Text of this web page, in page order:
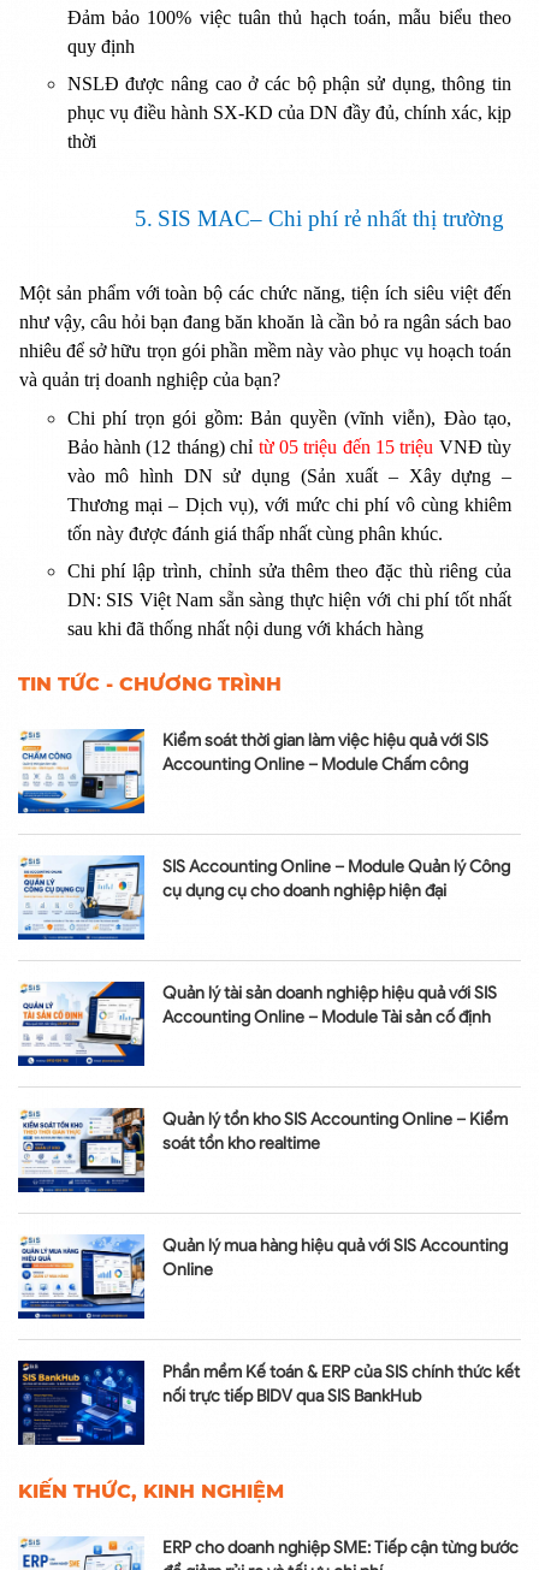
TIN TỨC - CHƯƠNG TRÌNH
Kiểm soát thời gian làm việc hiệu quả với SIS
Accounting Online – Module Chấm công
SIS Accounting Online – Module Quản lý Công
cụ dụng cụ cho doanh nghiệp hiện đại
Quản lý tài sản doanh nghiệp hiệu quả với SIS
Accounting Online – Module Tài sản cố định
Quản lý tồn kho SIS Accounting Online – Kiểm
soát tồn kho realtime
Quản lý mua hàng hiệu quả với SIS Accounting
Online
Phần mềm Kế toán & ERP của SIS chính thức kết
nối trực tiếp BIDV qua SIS BankHub
KIẾN THỨC, KINH NGHIỆM
ERP cho doanh nghiệp SME: Tiếp cận từng bước
Đảm bảo 100% việc tuân thủ hạch toán, mẫu biểu theo
quy định
NSLĐ được nâng cao ở các bộ phận sử dụng, thông tin
phục vụ điều hành SX-KD của DN đầy đủ, chính xác, kịp
thời
5. SIS MAC– Chi phí rẻ nhất thị trường
Một sản phẩm với toàn bộ các chức năng, tiện ích siêu việt đến
như vậy, câu hỏi bạn đang băn khoăn là cần bỏ ra ngân sách bao
nhiêu để sở hữu trọn gói phần mềm này vào phục vụ hoạch toán
và quản trị doanh nghiệp của bạn?
Chi phí trọn gói gồm: Bản quyền (vĩnh viễn), Đào tạo,
Bảo hành (12 tháng) chỉ từ 05 triệu đến 15 triệu VNĐ tùy
vào mô hình DN sử dụng (Sản xuất – Xây dựng –
Thương mại – Dịch vụ), với mức chi phí vô cùng khiêm
tốn này được đánh giá thấp nhất cùng phân khúc.
Chi phí lập trình, chỉnh sửa thêm theo đặc thù riêng của
DN: SIS Việt Nam sẵn sàng thực hiện với chi phí tốt nhất
sau khi đã thống nhất nội dung với khách hàng